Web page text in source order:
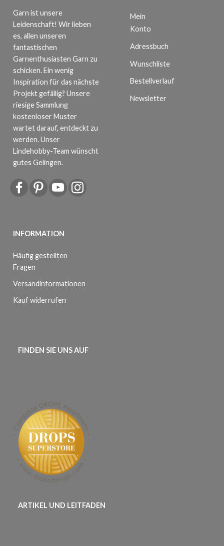
Garn ist unsere
Leidenschaft! Wir lieben
es, allen unseren
fantastischen
Garnenthusiasten Garn zu
schicken. Ein wenig
Inspiration für das nächste
Projekt gefällig? Unsere
riesige Sammlung
kostenloser Muster
wartet darauf, entdeckt zu
werden. Unser
Lindehobby-Team wünscht
gutes Gelingen.
INFORMATION
Häufig gestellten
Fragen
Versandinformationen
Kauf widerrufen
Mein
Konto
Adressbuch
Wunschliste
Bestellverlauf
Newsletter
FINDEN SIE UNS AUF
ARTIKEL UND LEITFADEN